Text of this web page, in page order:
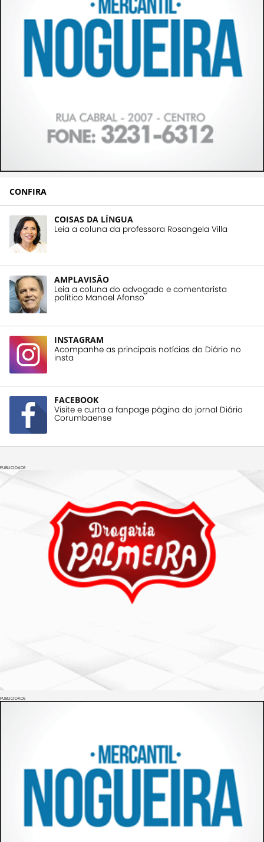
CONFIRA
COISAS DA LÍNGUA
Leia a coluna da professora Rosangela Villa
AMPLAVISÃO
Leia a coluna do advogado e comentarista
político Manoel Afonso
INSTAGRAM
Acompanhe as principais notícias do Diário no
insta
FACEBOOK
Visite e curta a fanpage página do jornal Diário
Corumbaense
PUBLICIDADE
PUBLICIDADE